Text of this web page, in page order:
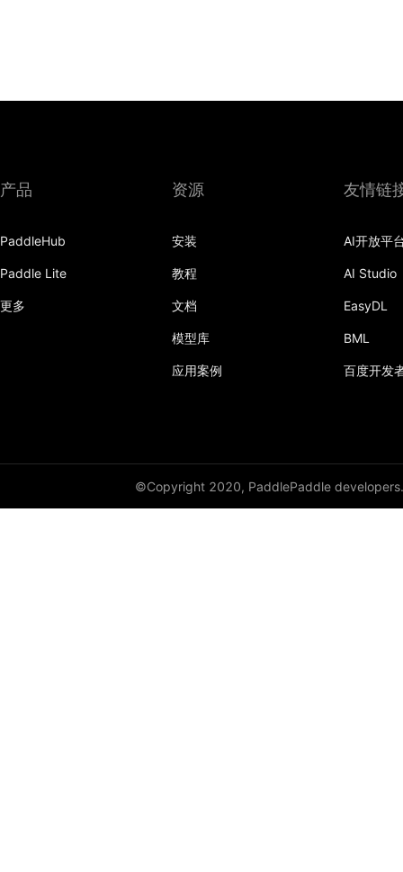
产品
PaddleHub
Paddle Lite
更多
资源
安装
教程
文档
模型库
应用案例
友情链
AI开放平
AI Studio
EasyDL
BML
百度开发
©Copyright 2020, PaddlePaddle developers.